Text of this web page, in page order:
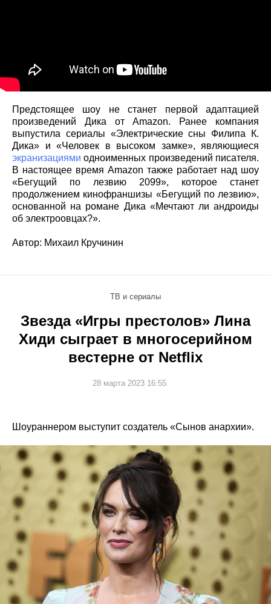
Предстоящее шоу не станет первой адаптацией
произведений Дика от Amazon. Ранее компания
выпустила сериалы «Электрические сны Филипа К.
Дика» и «Человек в высоком замке», являющиеся
экранизациями одноименных произведений писателя.
В настоящее время Amazon также работает над шоу
«Бегущий по лезвию 2099», которое станет
продолжением кинофраншизы «Бегущий по лезвию»,
основанной на романе Дика «Мечтают ли андроиды
об электроовцах?».
Автор: Михаил Кручинин
ТВ и сериалы
Звезда «Игры престолов» Лина
Хиди сыграет в многосерийном
вестерне от Netflix
28 марта 2023 16:55
Шоураннером выступит создатель «Сынов анархии».